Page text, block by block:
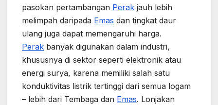
pasokan pertambangan Perak jauh lebih
melimpah daripada Emas dan tingkat daur
ulang juga dapat memengaruhi harga.
Perak banyak digunakan dalam industri,
khususnya di sektor seperti elektronik atau
energi surya, karena memiliki salah satu
konduktivitas listrik tertinggi dari semua logam
– lebih dari Tembaga dan Emas. Lonjakan